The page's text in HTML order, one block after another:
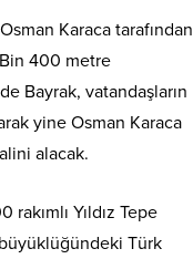
Karaca tarafından
400 metre
Bayrak, vatandaşların
yine Osman Karaca
alacak.
Yıldız Tepe
Türk